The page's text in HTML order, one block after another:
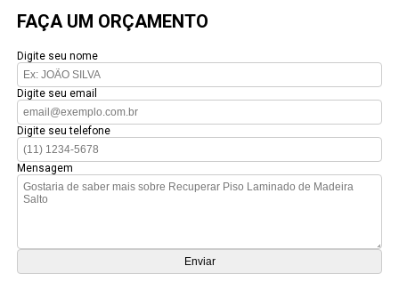
FAÇA UM ORÇAMENTO
Digite seu nome
Digite seu email
Digite seu telefone
Mensagem